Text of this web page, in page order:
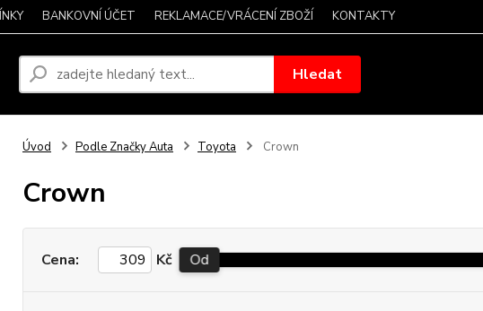
BANKOVNÍ ÚČET REKLAMACE/VRÁCENÍ ZBOŽÍ KONTAKTY
Hledat
Úvod Podle Značky Auta Toyota Crown
Crown
Cena: Kč Od